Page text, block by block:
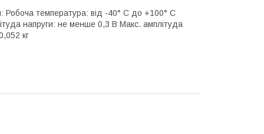
Робоча температура: від -40° С до +100° С
напруги: не менше 0,3 В Макс. амплітуда
кг